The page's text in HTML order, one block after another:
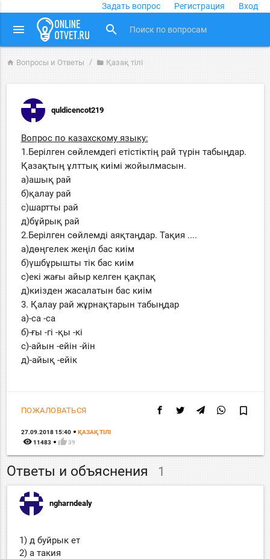
Задать вопрос Регистрация Вход
menu search
home Вопросы и Ответы folder Қазақ тiлi
quldicencot219
Вопрос по казахскому языку:
1.Берілген сөйлемдегі етістіктің рай түрін табыңдар.
Қазақтың ұлттық киімі жойылмасын.
а)ашық рай
б)қалау рай
с)шартты рай
д)бұйрық рай
2.Берілген сөйлемді аяқтаңдар. Тақия ....
а)дөңгелек жеңіл бас киім
б)үшбұрышты тік бас киім
с)екі жағы айыр келген қақпақ
д)киізден жасалатын бас киім
3. Қалау рай жұрнақтарын табыңдар
а)-са -са
б)-ғы -гі -қы -кі
с)-айын -ейін -йін
д)-айық -ейік
ПОЖАЛОВАТЬСЯ bookmark_border
27.09.2018 15:40 ҚАЗАҚ ТIЛI
remove_red_eye 11483 thumb_up 39
Ответы и объяснения 1
ngharndealy
1) д буйрык ет
2) а такия